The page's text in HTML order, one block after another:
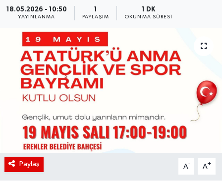
18.05.2026 - 10:50
YAYINLANMA PAYLAŞIM
1 DK
OKUNMA SÜRESI
Paylaş A- A+